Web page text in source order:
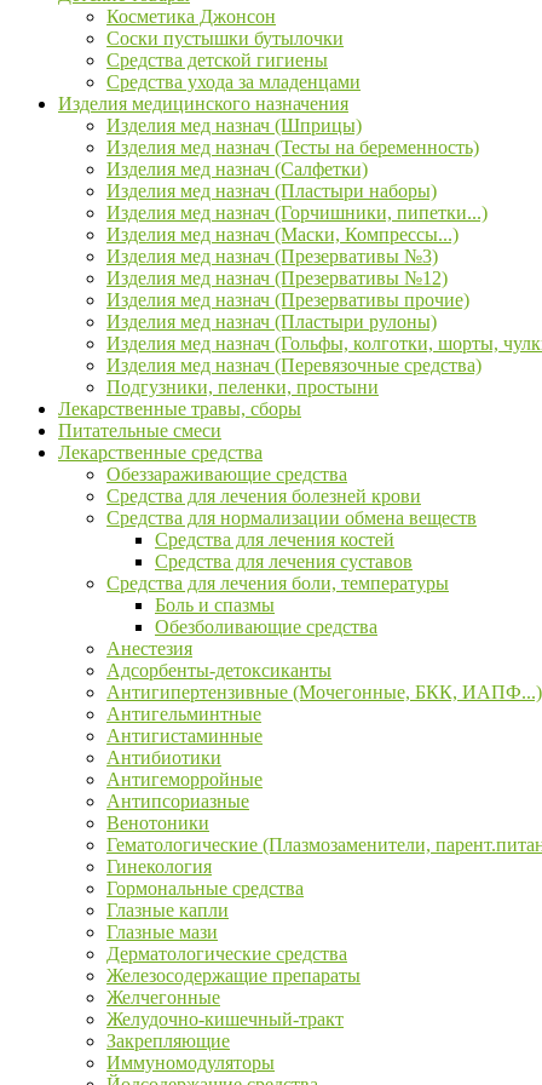
Косметика Джонсон
Соски пустышки бутылочки
Средства детской гигиены
Средства ухода за младенцами
Изделия медицинского назначения
Изделия мед назнач (Шприцы)
Изделия мед назнач (Тесты на беременность)
Изделия мед назнач (Салфетки)
Изделия мед назнач (Пластыри наборы)
Изделия мед назнач (Горчишники, пипетки...)
Изделия мед назнач (Маски, Компрессы...)
Изделия мед назнач (Презервативы №3)
Изделия мед назнач (Презервативы №12)
Изделия мед назнач (Презервативы прочие)
Изделия мед назнач (Пластыри рулоны)
Изделия мед назнач (Гольфы, колготки, шорты,
Изделия мед назнач (Перевязочные средства)
Подгузники, пеленки, простыни
Лекарственные травы, сборы
Питательные смеси
Лекарственные средства
Обеззараживающие средства
Средства для лечения болезней крови
Средства для нормализации обмена веществ
Средства для лечения костей
Средства для лечения суставов
Средства для лечения боли, температуры
Боль и спазмы
Обезболивающие средства
Анестезия
Адсорбенты-детоксиканты
Антигипертензивные (Мочегонные, БКК, ИАПФ...)
Антигельминтные
Антигистаминные
Антибиотики
Антигеморройные
Антипсориазные
Венотоники
Гематологические (Плазмозаменители,
Гинекология
Гормональные средства
Глазные капли
Глазные мази
Дерматологические средства
Железосодержащие препараты
Желчегонные
Желудочно-кишечный-тракт
Закрепляющие
Иммуномодуляторы